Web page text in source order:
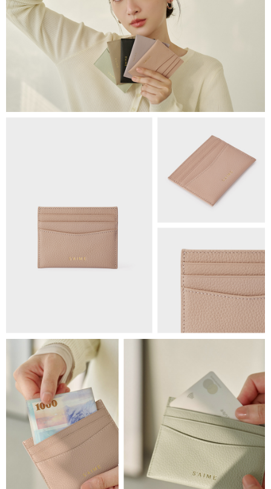
【注意事項】
1.本服務係由「台灣大哥大股份有限公司」（以下簡稱本公司）所提供，讓
用戶於交易時，得透過本服務購買商品或服務，並由商店將買賣／分期付款
買賣價金債權讓與本公司後，依約使用本公司帳單繳交帳款。
2.基於同意付款使用「大哥付你分期」之契約關係目的，商店將以您的個人
資料（包含姓名、電話或地址）提供予台灣大哥大進項蒐集、處理及利用，
由本公司與您本人進行分期帳單所需資料之確認、核對及更正。
3.完整用戶服務條款，請詳閱以下連結：https://oppay.tw/userRule
付款後萊爾富取貨
每筆NT$80，滿NT$1,500(含以上)免運費
7-11取貨付款
每筆NT$80，滿NT$1,500(含以上)免運費
付款後7-11取貨
每筆NT$80，滿NT$1,500(含以上)免運費
每筆NT$100，滿NT$1,500(含以上)免運費
海外順豐配送